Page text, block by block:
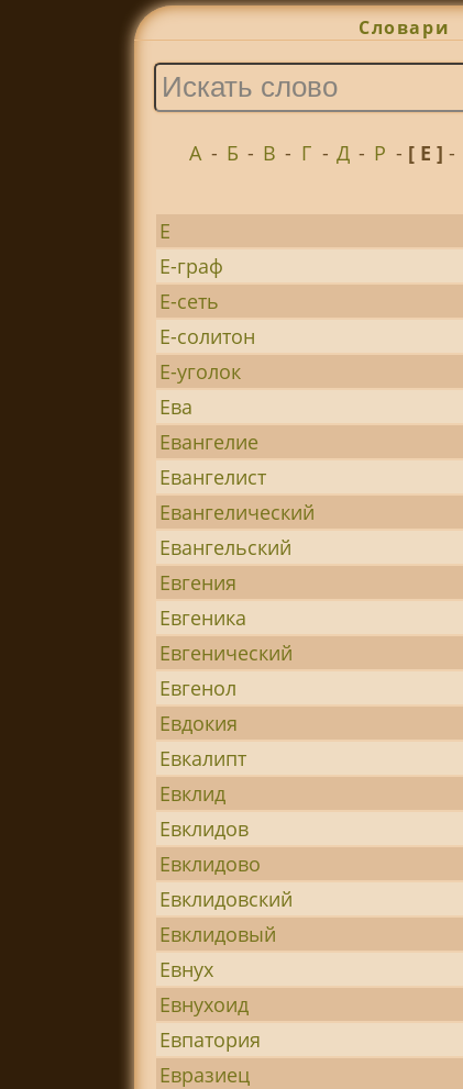
Словари
А - Б - В - Г - Д - Р - [ Е ] -
Е
Е-граф
Е-сеть
Е-солитон
Е-уголок
Ева
Евангелие
Евангелист
Евангелический
Евангельский
Евгения
Евгеника
Евгенический
Евгенол
Евдокия
Евкалипт
Евклид
Евклидов
Евклидово
Евклидовский
Евклидовый
Евнух
Евнухоид
Евпатория
Евразиец